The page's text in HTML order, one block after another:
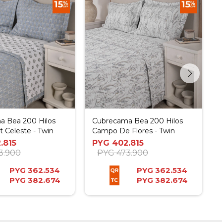
Bea 200 Hilos
Celeste - Twin
PYG 362.534
PYG 382.674
Cubrecama Bea 200 Hilos
Campo De Flores - Twin
PYG 402.815
PYG 473.900
PYG 362.534
PYG 382.674